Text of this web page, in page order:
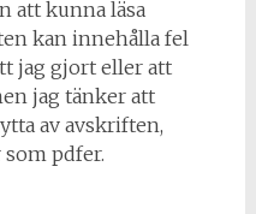
att kunna läsa
kan innehålla fel
jag gjort eller att
jag tänker att
av avskriften,
pdfer.